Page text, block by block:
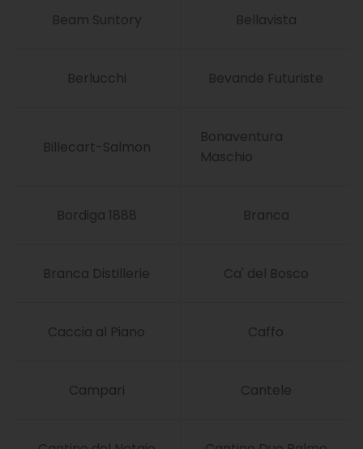
Beam Suntory Bellavista
Berlucchi Bevande Futuriste
Billecart-Salmon
Bonaventura
Maschio
Bordiga 1888 Branca
Branca Distillerie Ca' del Bosco
Caccia al Piano Caffo
Campari Cantele